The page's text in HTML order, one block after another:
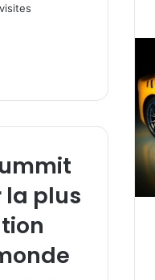
plus